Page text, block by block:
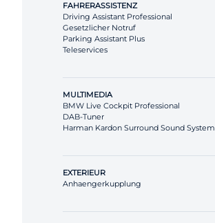
FAHRERASSISTENZ
Driving Assistant Professional
Gesetzlicher Notruf
Parking Assistant Plus
Teleservices
MULTIMEDIA
BMW Live Cockpit Professional
DAB-Tuner
Harman Kardon Surround Sound System
EXTERIEUR
Anhaengerkupplung